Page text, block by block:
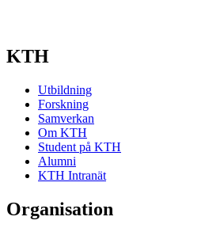
KTH
Utbildning
Forskning
Samverkan
Om KTH
Student på KTH
Alumni
KTH Intranät
Organisation